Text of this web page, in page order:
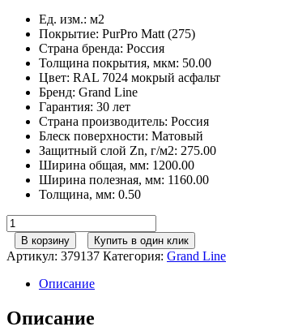
Ед. изм.: м2
Покрытие: PurPro Matt (275)
Страна бренда: Россия
Толщина покрытия, мкм: 50.00
Цвет: RAL 7024 мокрый асфальт
Бренд: Grand Line
Гарантия: 30 лет
Страна производитель: Россия
Блеск поверхности: Матовый
Защитный слой Zn, г/м2: 275.00
Ширина общая, мм: 1200.00
Ширина полезная, мм: 1160.00
Толщина, мм: 0.50
Количество
товара
Профнастил
С8А
PurPro
Matt
275
В корзину Купить в один клик
Артикул: 379137 Категория: Grand Line
Описание
Описание